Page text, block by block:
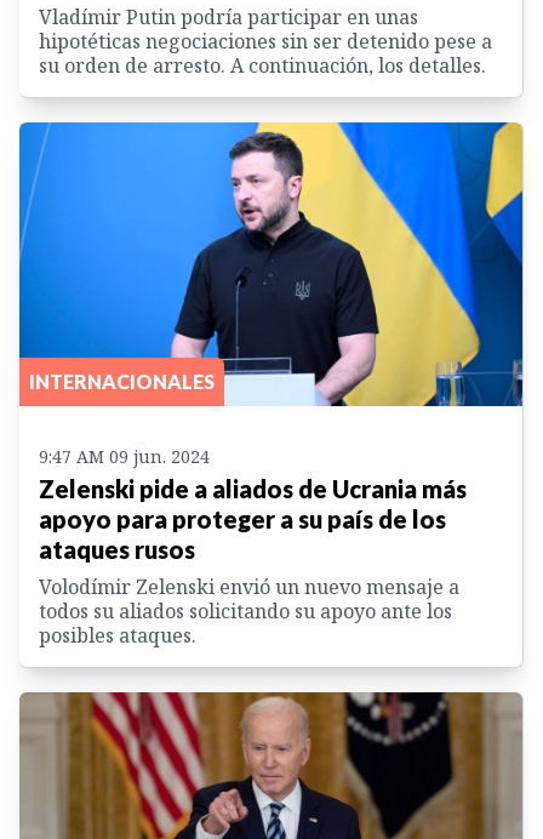
Vladímir Putin podría participar en unas
hipotéticas negociaciones sin ser detenido pese a
su orden de arresto. A continuación, los detalles.
INTERNACIONALES
9:47 AM 09 jun. 2024
Zelenski pide a aliados de Ucrania más
apoyo para proteger a su país de los
ataques rusos
Volodímir Zelenski envió un nuevo mensaje a
todos su aliados solicitando su apoyo ante los
posibles ataques.